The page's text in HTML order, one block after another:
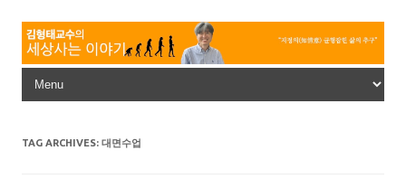
Skip to content
TAG ARCHIVES: 대면수업